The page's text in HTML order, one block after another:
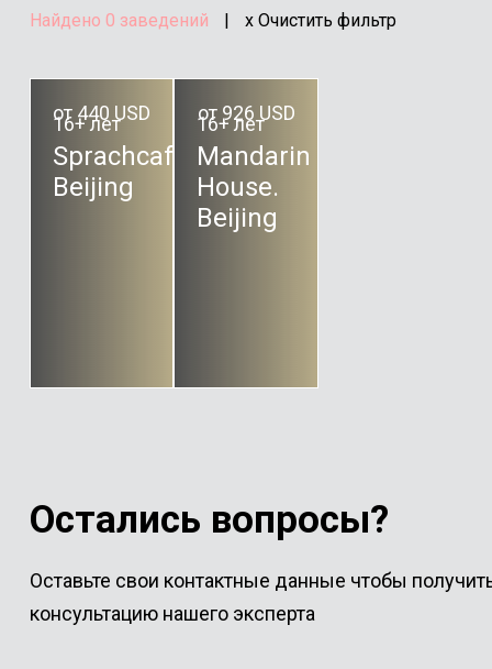
Найдено 0 заведений | x Очистить фильтр
16+ лет
Sprachcaffe.
Beijing
от 440 USD 16+ лет
Mandarin
House.
Beijing
от 926 USD
Остались вопросы?
Оставьте свои контактные данные чтобы
консультацию нашего эксперта